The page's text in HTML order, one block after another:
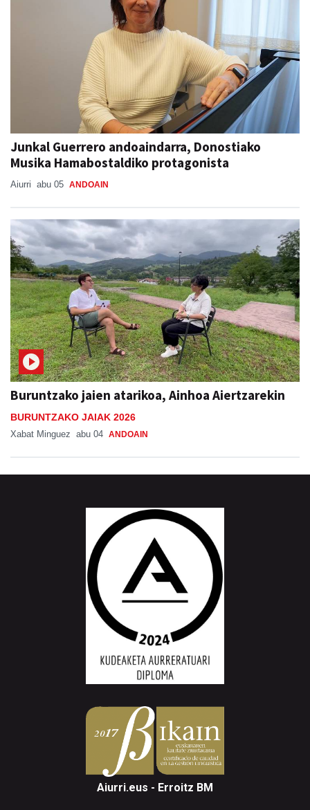
Junkal Guerrero andoaindarra, Donostiako
Musika Hamabostaldiko protagonista
Aiurri abu 05 ANDOAIN
Buruntzako jaien atarikoa, Ainhoa Aiertzarekin
BURUNTZAKO JAIAK 2026
Xabat Minguez abu 04 ANDOAIN
Aiurri.eus - Erroitz BM